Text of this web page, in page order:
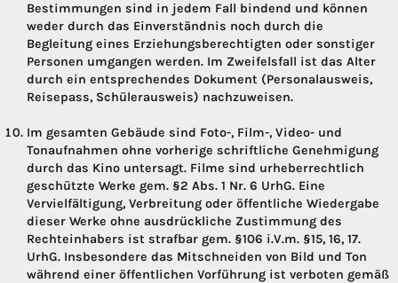
Bestimmungen sind in jedem Fall bindend und können
weder durch das Einverständnis noch durch die
Begleitung eines Erziehungsberechtigten oder sonstiger
Personen umgangen werden. Im Zweifelsfall ist das Alter
durch ein entsprechendes Dokument (Personalausweis,
Reisepass, Schülerausweis) nachzuweisen.
Im gesamten Gebäude sind Foto-, Film-, Video- und
Tonaufnahmen ohne vorherige schriftliche Genehmigung
durch das Kino untersagt. Filme sind urheberrechtlich
geschützte Werke gem. §2 Abs. 1 Nr. 6 UrhG. Eine
Vervielfältigung, Verbreitung oder öffentliche Wiedergabe
dieser Werke ohne ausdrückliche Zustimmung des
Rechteinhabers ist strafbar gem. §106 i.V.m. §15, 16, 17.
UrhG. Insbesondere das Mitschneiden von Bild und Ton
während einer öffentlichen Vorführung ist verboten gemäß